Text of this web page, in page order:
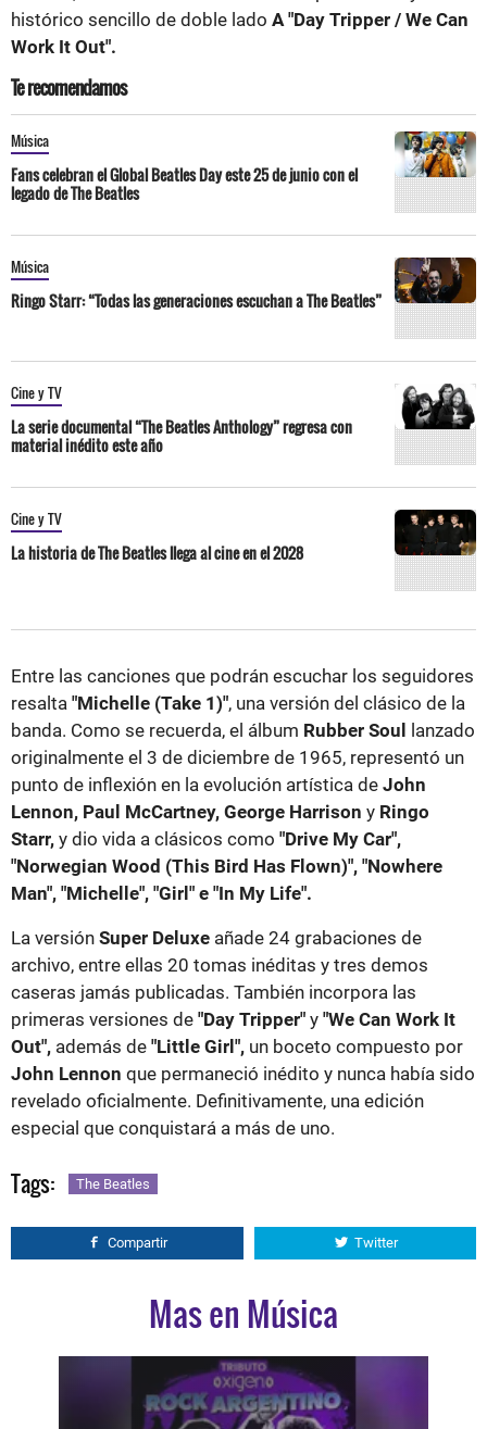
histórico sencillo de doble lado A "Day Tripper / We Can
Work It Out".
Te recomendamos
Música
Fans celebran el Global Beatles Day este 25 de junio con el
legado de The Beatles
Música
Ringo Starr: “Todas las generaciones escuchan a The Beatles”
Cine y TV
La serie documental “The Beatles Anthology” regresa con
material inédito este año
Cine y TV
La historia de The Beatles llega al cine en el 2028
Entre las canciones que podrán escuchar los seguidores
resalta "Michelle (Take 1)", una versión del clásico de la
banda. Como se recuerda, el álbum Rubber Soul
lanzado
originalmente el 3 de diciembre de 1965, representó un
punto de inflexión en la evolución artística de John
Lennon, Paul McCartney, George Harrison y Ringo
Starr, y dio vida a clásicos como "Drive My Car",
"Norwegian Wood (This Bird Has Flown)", "Nowhere
Man", "Michelle", "Girl" e "In My Life".
La versión Super Deluxe añade 24 grabaciones de
archivo, entre ellas 20 tomas inéditas y tres demos
caseras jamás publicadas. También incorpora las
primeras versiones de "Day Tripper" y "We Can Work It
Out", además de "Little Girl", un boceto compuesto por
John Lennon que permaneció inédito y nunca había sido
revelado oficialmente. Definitivamente, una edición
especial que conquistará a más de uno.
Tags: The Beatles
Compartir Twitter
Mas en Música